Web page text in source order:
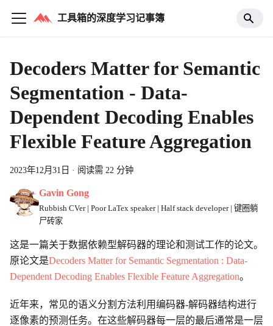
工具箱的深度学习记事簿
Decoders Matter for Semantic
Segmentation - Data-
Dependent Decoding Enables
Flexible Feature Aggregation
2023年12月31日 · 阅读需 22 分钟
Gavin Gong
Rubbish CVer | Poor LaTex speaker | Half stack developer | 键圈躺
尸砖家
这是一篇关于数据依赖型解码器的理论和测试工作的论文。
原论文是Decoders Matter for Semantic Segmentation : Data-
Dependent Decoding Enables Flexible Feature Aggregation。
近年来，常见的语义分割方法利用编码器-解码器结构进行
逐像素的预测任务。在这些解码器每一层的最后通常是一层